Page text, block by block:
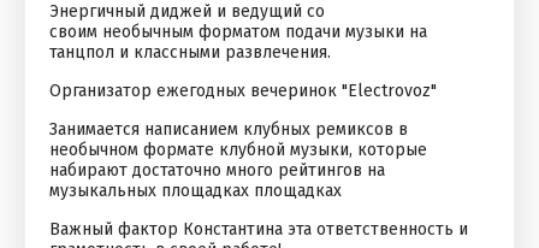
Энергичный диджей и ведущий со
своим необычным форматом подачи музыки на
танцпол и классными развлечения.
Организатор ежегодных вечеринок "Electrovoz"
Занимается написанием клубных ремиксов в
необычном формате клубной музыки, которые
набирают достаточно много рейтингов на
музыкальных площадках площадках
Важный фактор Константина эта ответственность и